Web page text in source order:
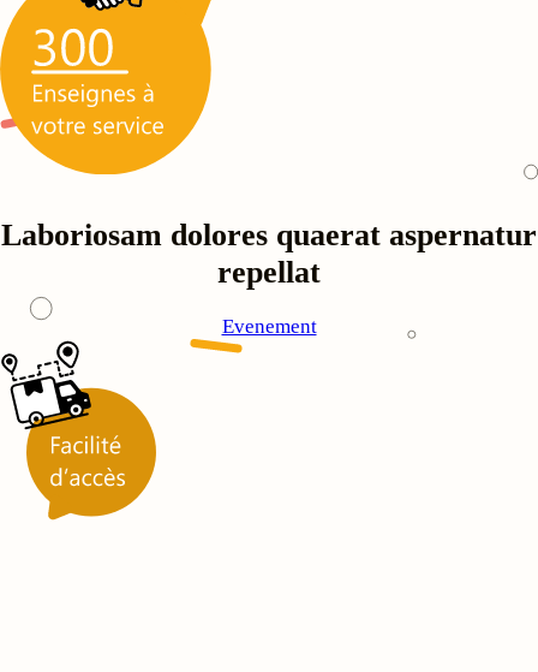
Laboriosam dolores quaerat aspernatur
repellat
Evenement